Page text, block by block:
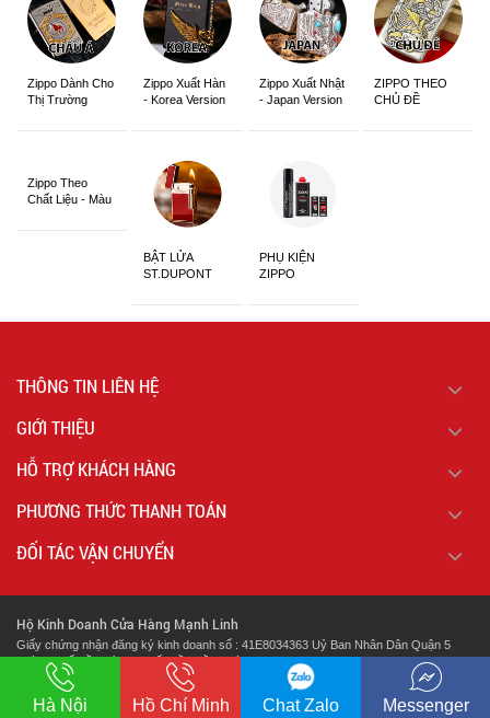
Zippo Dành Cho
Thị Trường
Zippo Xuất Hàn
- Korea Version
Zippo Xuất Nhật
- Japan Version
ZIPPO THEO
CHỦ ĐỀ
Zippo Theo
Chất Liệu - Màu
BẬT LỬA
ST.DUPONT
PHỤ KIỆN
ZIPPO
THÔNG TIN LIÊN HỆ
GIỚI THIỆU
HỖ TRỢ KHÁCH HÀNG
PHƯƠNG THỨC THANH TOÁN
ĐỐI TÁC VẬN CHUYỂN
Hộ Kinh Doanh Cửa Hàng Mạnh Linh
Giấy chứng nhận đăng ký kinh doanh số : 41E8034363 Uỷ Ban Nhân Dân Quận 5
Thành Phố Hồ Chí Minh Cấp Lần Đầu Ngày : 07/02/2018.
Địa chỉ: 127 Cao Đạt Phường 1 Quận 5 Thành Phố Hồ Chí Minh
Hà Nội Hồ Chí Minh Chat Zalo Messenger